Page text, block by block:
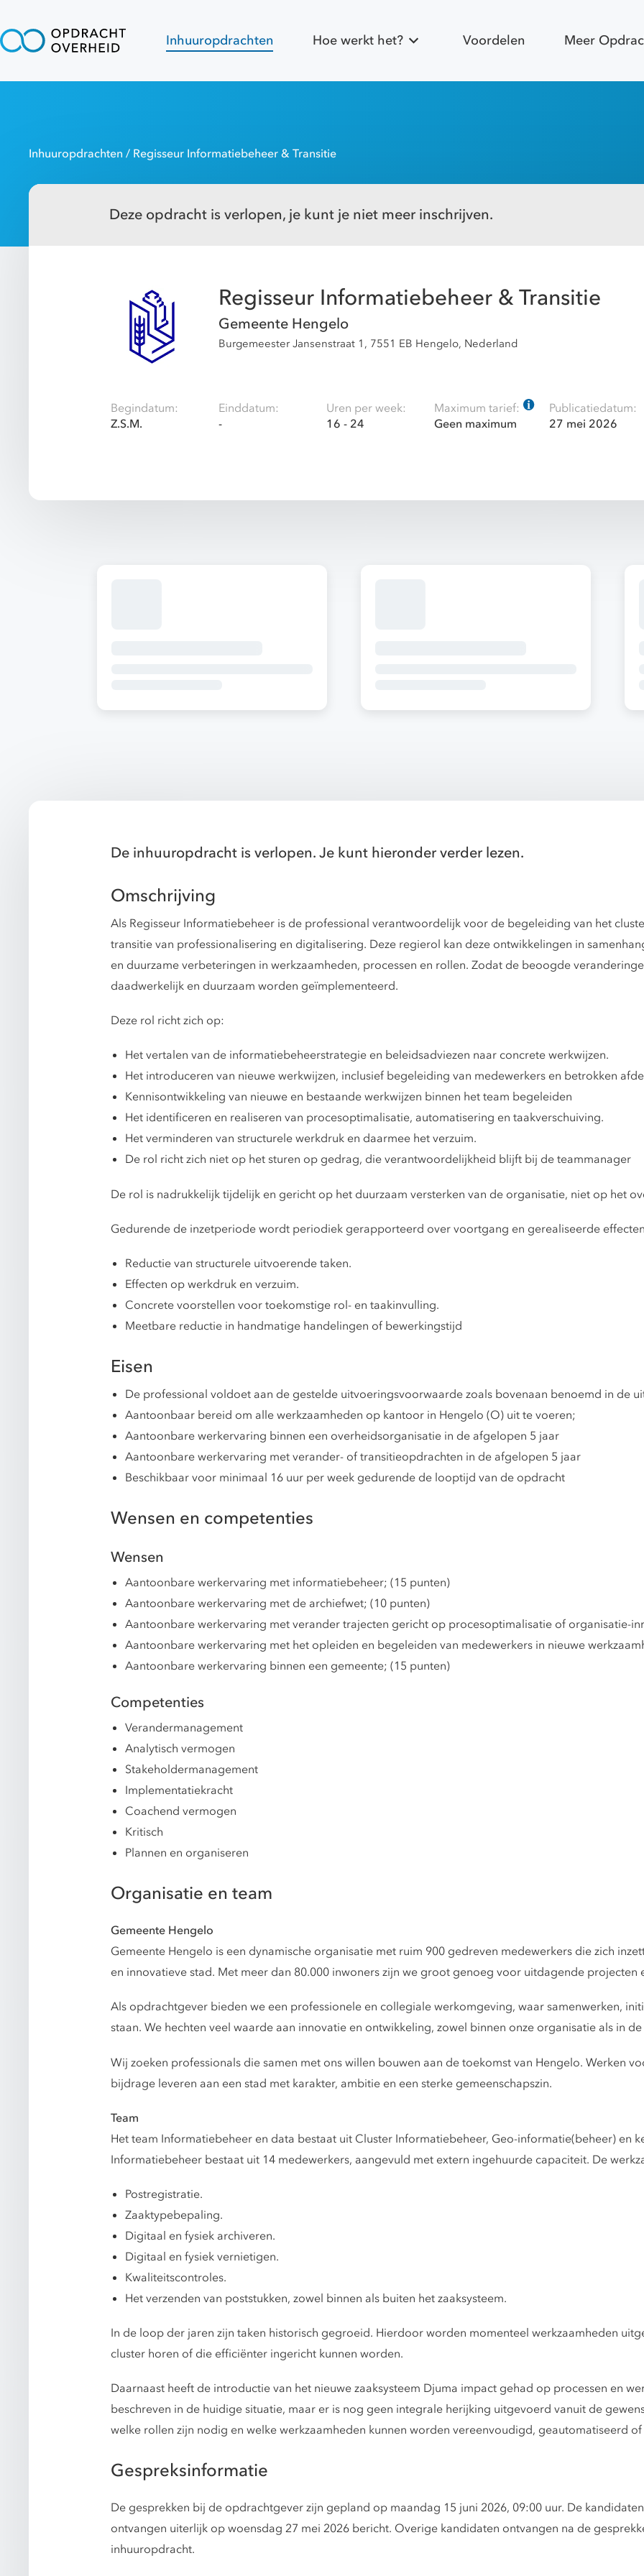
Inhuuropdrachten Hoe werkt het? Voordelen Meer
Inhuuropdrachten / Regisseur Informatiebeheer & Transitie
Deze opdracht is verlopen, je kunt je niet meer inschrijven.
Regisseur Informatiebeheer & Transitie
Gemeente Hengelo
Burgemeester Jansenstraat 1, 7551 EB Hengelo, Nederland
Begindatum:
Z.S.M.
Einddatum:
-
Uren per week:
16 - 24
Maximum tarief:
Geen maximum
Publicatiedatum:
27 mei 2026
De inhuuropdracht is verlopen. Je kunt hieronder verder lezen.
Omschrijving
Als Regisseur Informatiebeheer is de professional verantwoordelijk voor de begeleiding van het
transitie van professionalisering en digitalisering. Deze regierol kan deze ontwikkelingen in
en duurzame verbeteringen in werkzaamheden, processen en rollen. Zodat de beoogde
daadwerkelijk en duurzaam worden geïmplementeerd.
Deze rol richt zich op:
Het vertalen van de informatiebeheerstrategie en beleidsadviezen naar concrete werkwijzen.
Het introduceren van nieuwe werkwijzen, inclusief begeleiding van medewerkers en betrokken
Kennisontwikkeling van nieuwe en bestaande werkwijzen binnen het team begeleiden
Het identificeren en realiseren van procesoptimalisatie, automatisering en taakverschuiving.
Het verminderen van structurele werkdruk en daarmee het verzuim.
De rol richt zich niet op het sturen op gedrag, die verantwoordelijkheid blijft bij de teammanager
De rol is nadrukkelijk tijdelijk en gericht op het duurzaam versterken van de organisatie, niet op het
Gedurende de inzetperiode wordt periodiek gerapporteerd over voortgang en gerealiseerde
Reductie van structurele uitvoerende taken.
Effecten op werkdruk en verzuim.
Concrete voorstellen voor toekomstige rol- en taakinvulling.
Meetbare reductie in handmatige handelingen of bewerkingstijd
Eisen
De professional voldoet aan de gestelde uitvoeringsvoorwaarde zoals bovenaan benoemd in de
Aantoonbaar bereid om alle werkzaamheden op kantoor in Hengelo (O) uit te voeren;
Aantoonbare werkervaring binnen een overheidsorganisatie in de afgelopen 5 jaar
Aantoonbare werkervaring met verander- of transitieopdrachten in de afgelopen 5 jaar
Beschikbaar voor minimaal 16 uur per week gedurende de looptijd van de opdracht
Wensen en competenties
Wensen
Aantoonbare werkervaring met informatiebeheer; (15 punten)
Aantoonbare werkervaring met de archiefwet; (10 punten)
Aantoonbare werkervaring met verander trajecten gericht op procesoptimalisatie of organisatie-
Aantoonbare werkervaring met het opleiden en begeleiden van medewerkers in nieuwe
Aantoonbare werkervaring binnen een gemeente; (15 punten)
Competenties
Verandermanagement
Analytisch vermogen
Stakeholdermanagement
Implementatiekracht
Coachend vermogen
Kritisch
Plannen en organiseren
Organisatie en team
Gemeente Hengelo
Gemeente Hengelo is een dynamische organisatie met ruim 900 gedreven medewerkers die zich
en innovatieve stad. Met meer dan 80.000 inwoners zijn we groot genoeg voor uitdagende
Als opdrachtgever bieden we een professionele en collegiale werkomgeving, waar samenwerken,
staan. We hechten veel waarde aan innovatie en ontwikkeling, zowel binnen onze organisatie als in
Wij zoeken professionals die samen met ons willen bouwen aan de toekomst van Hengelo. Werken
bijdrage leveren aan een stad met karakter, ambitie en een sterke gemeenschapszin.
Team
Het team Informatiebeheer en data bestaat uit Cluster Informatiebeheer, Geo-informatie(beheer) en
Informatiebeheer bestaat uit 14 medewerkers, aangevuld met extern ingehuurde capaciteit. De
Postregistratie.
Zaaktypebepaling.
Digitaal en fysiek archiveren.
Digitaal en fysiek vernietigen.
Kwaliteitscontroles.
Het verzenden van poststukken, zowel binnen als buiten het zaaksysteem.
In de loop der jaren zijn taken historisch gegroeid. Hierdoor worden momenteel werkzaamheden
cluster horen of die efficiënter ingericht kunnen worden.
Daarnaast heeft de introductie van het nieuwe zaaksysteem Djuma impact gehad op processen en
beschreven in de huidige situatie, maar er is nog geen integrale herijking uitgevoerd vanuit de
welke rollen zijn nodig en welke werkzaamheden kunnen worden vereenvoudigd, geautomatiseerd
Gespreksinformatie
De gesprekken bij de opdrachtgever zijn gepland op maandag 15 juni 2026, 09:00 uur. De
ontvangen uiterlijk op woensdag 27 mei 2026 bericht. Overige kandidaten ontvangen na de
inhuuropdracht.